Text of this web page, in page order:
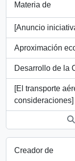
Materia de
[Anuncio
Aproximación
Desarrollo de la
[El transporte
consideraciones]
Creador de